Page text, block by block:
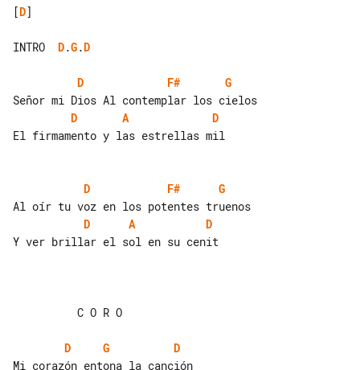
[D]
INTRO D.G.D
D F#
G
D
A
D
El firmamento y las estrellas mil
D F#
G
D
A
D
Y ver brillar el sol en su cenit
D G
D